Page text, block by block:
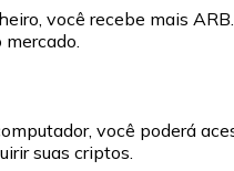
você recebe mais
você poderá
suas criptos.